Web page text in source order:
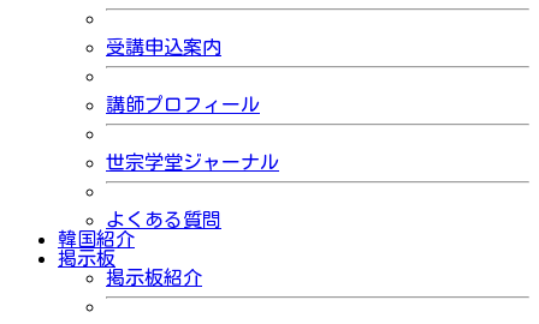
受講申込案内
講師プロフィール
世宗学堂ジャーナル
よくある質問
韓国紹介
掲示板
掲示板紹介